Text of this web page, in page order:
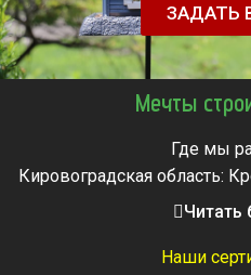
ЗАДАТЬ
Мечты
Где мы
Кировоградская область:
Знаменка, Долинская,
Звенигородка,
Читать
Наши